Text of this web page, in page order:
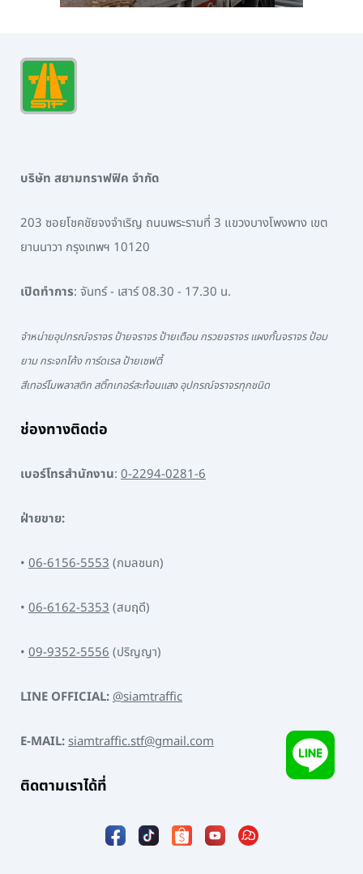
บริษัท สยามทราฟฟิค จำกัด
203 ซอยโชคชัยจงจำเริญ ถนนพระรามที่ 3 แขวงบางโพงพาง เขต
ยานนาวา กรุงเทพฯ 10120
เปิดทำการ: จันทร์ - เสาร์ 08.30 - 17.30 น.
จำหน่ายอุปกรณ์จราจร ป้ายจราจร ป้ายเตือน กรวยจราจร แผงกั้นจราจร ป้อม
ยาม กระจกโค้ง การ์ดเรล ป้ายเซฟตี้
สีเทอร์โมพลาสติก สติ๊กเกอร์สะท้อนแสง อุปกรณ์จราจรทุกชนิด
ช่องทางติดต่อ
เบอร์โทรสำนักงาน: 0-2294-0281-6
ฝ่ายขาย:
• 06-6156-5553(กมลชนก)
• 06-6162-5353(สมฤดี)
• 09-9352-5556(ปริญญา)
LINE OFFICIAL:@siamtraffic
E-MAIL:siamtraffic.stf@gmail.com
ติดตามเราได้ที่